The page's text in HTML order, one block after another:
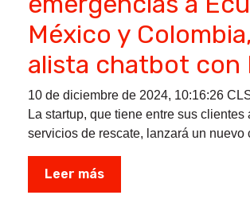
México y
alista chatbot con
10 de diciembre de 2024, 10:16:26
La startup, que tiene entre sus clientes
servicios de rescate, lanzará un nuevo
Leer más